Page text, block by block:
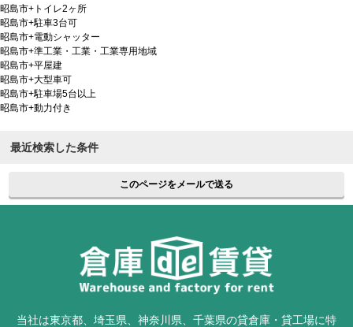
昭島市+トイレ2ヶ所
昭島市+駐車3台可
昭島市+電動シャッター
昭島市+準工業・工業・工業専用地域
昭島市+平屋建
昭島市+大型車可
昭島市+駐車場5台以上
昭島市+動力付き
最近検索した条件
このページをメールで送る
当社は東京都、埼玉県、神奈川県、千葉県の貸倉庫・貸工場に特